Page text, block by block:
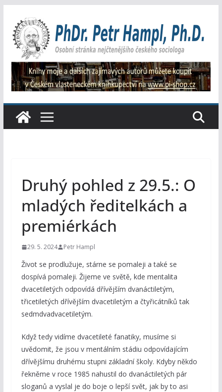
obsah
Druhý pohled z 29.5.: O
mladých ředitelkách a
premiérkách
29. 5. 2024 Petr Hampl
Život se prodlužuje, stárne se pomaleji a také se
dospívá pomaleji. Žijeme ve světě, kde mentalita
dvacetiletých odpovídá dřívějším dvanáctiletým,
třicetiletých dřívějším dvacetiletým a čtyřicátníků tak
sedmdvadvacetiletým.
Když tedy vidíme dvacetileté fanatiky, musíme si
uvědomit, že jsou v mentálním stádiu odpovídajícím
dřívějšímu druhému stupni základní školy. Kdyby někdo
řekněme v roce 1985 nahustil do dvanáctiletých pár
sloganů a vyslal je do boje o lepší svět, jak by to asi